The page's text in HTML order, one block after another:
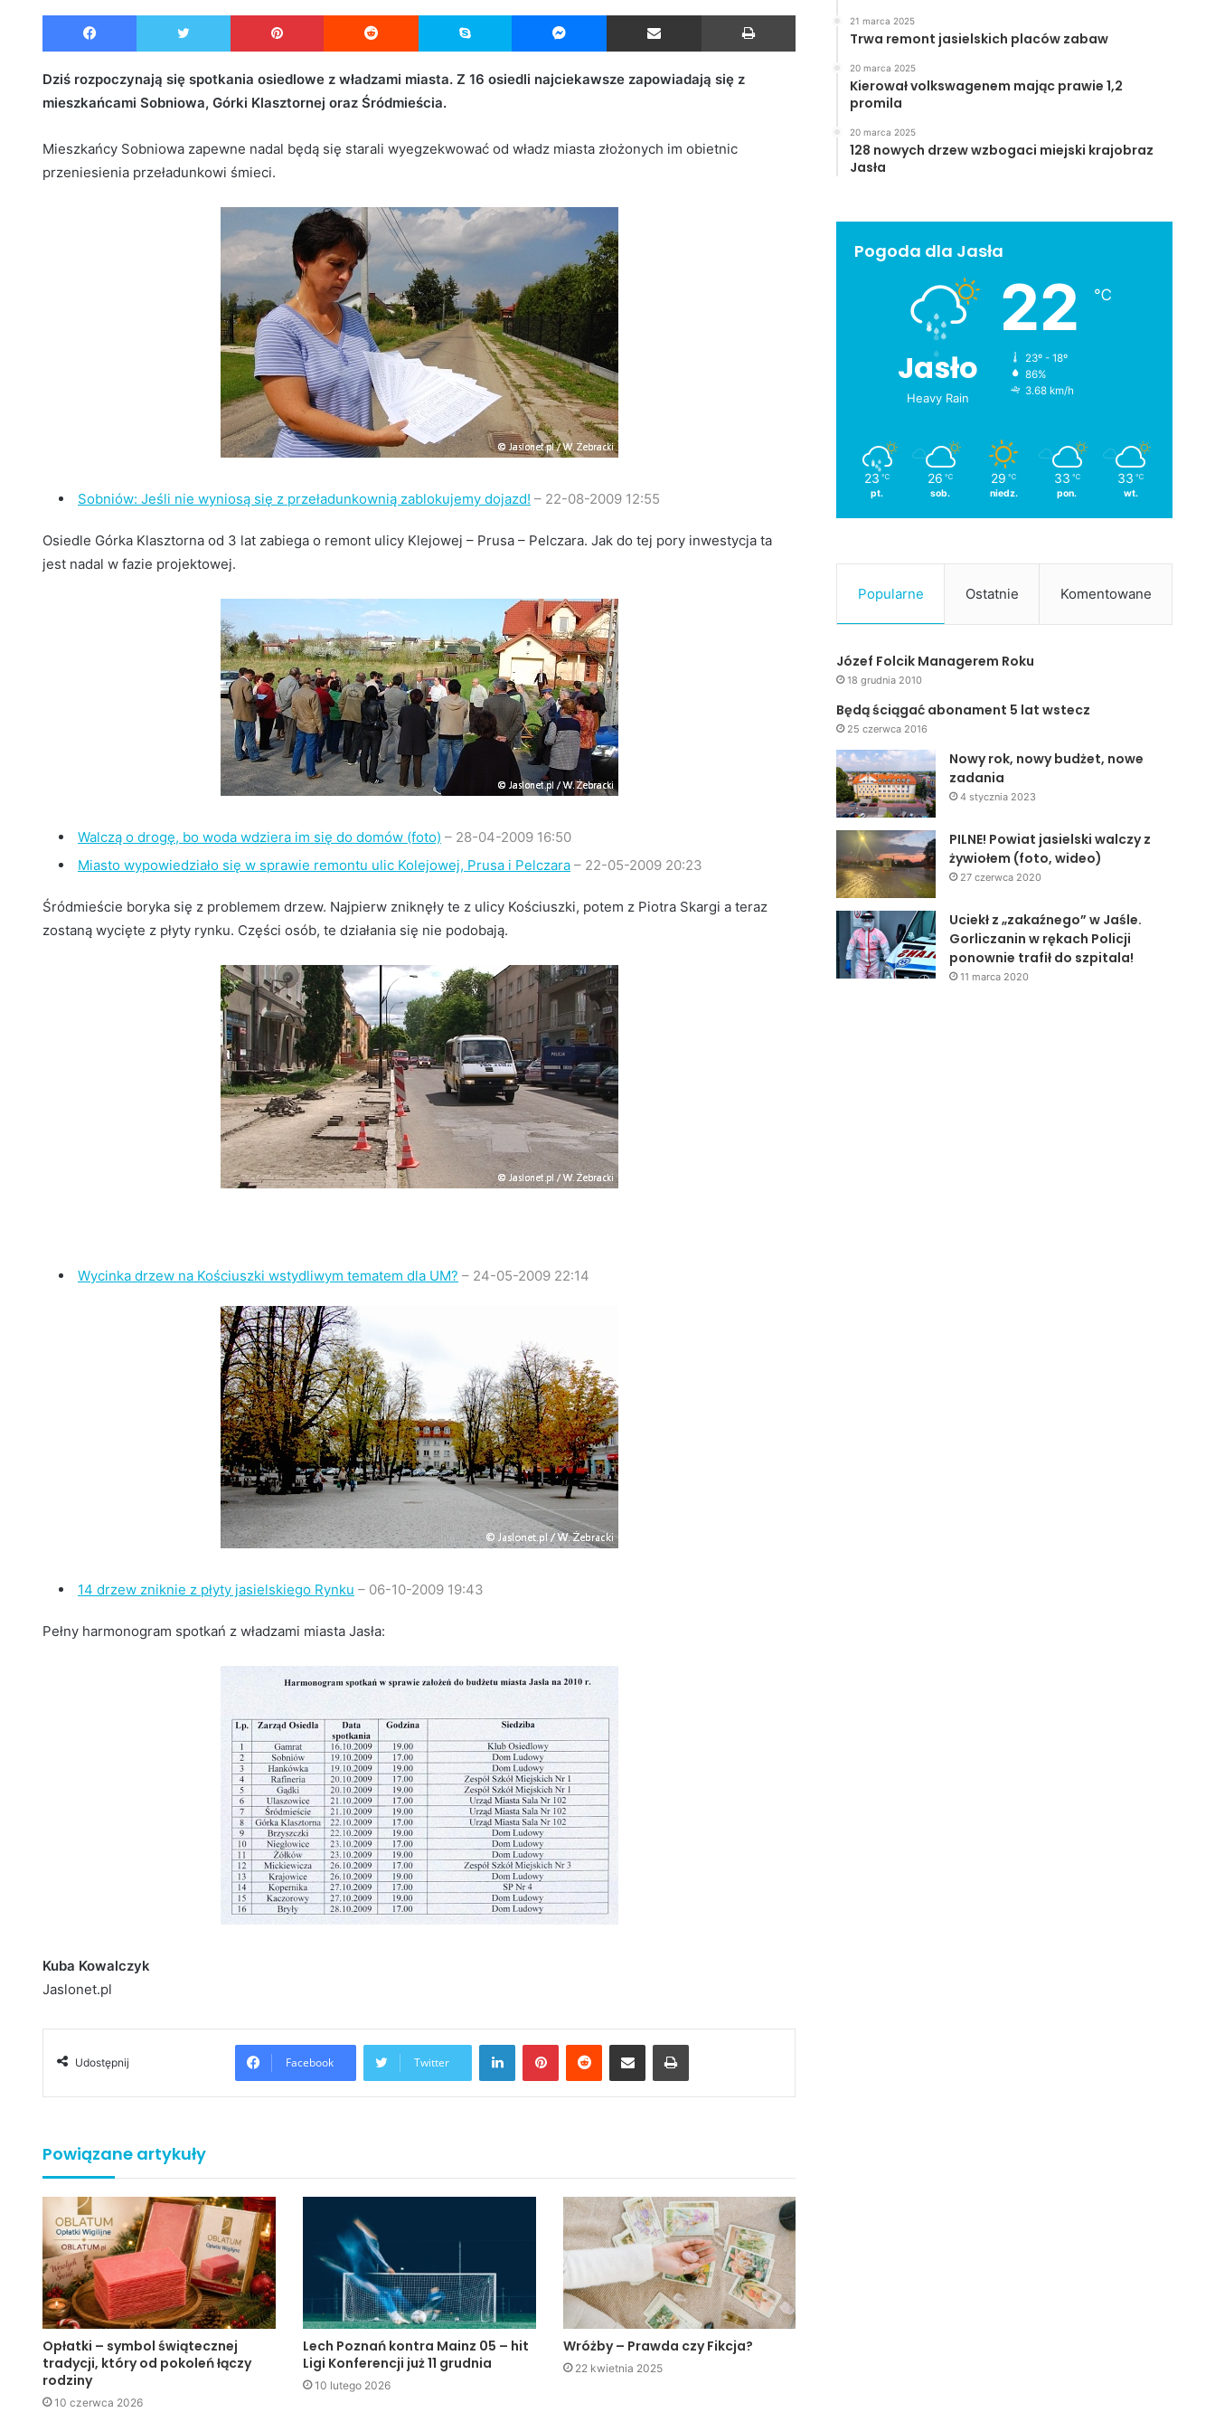
d
a
i
Facebook Twitter Pinterest Reddit Skype Messenger Udostępnij przez Email
Dziś rozpoczynają się spotkania osiedlowe z władzami miasta. Z 16 osiedli najciekawsze zapowiadają się z
mieszkańcami Sobniowa, Górki Klasztornej oraz Śródmieścia.
Mieszkańcy Sobniowa zapewne nadal będą się starali wyegzekwować od władz miasta złożonych im obietnic
przeniesienia przeładunkowi śmieci.
Sobniów: Jeśli nie wyniosą się z przeładunkownią zablokujemy dojazd! – 22-08-2009 12:55
Osiedle Górka Klasztorna od 3 lat zabiega o remont ulicy Klejowej – Prusa – Pelczara. Jak do tej pory inwestycja ta
jest nadal w fazie projektowej.
Walczą o drogę, bo woda wdziera im się do domów (foto) – 28-04-2009 16:50
Miasto wypowiedziało się w sprawie remontu ulic Kolejowej, Prusa i Pelczara – 22-05-2009 20:23
Śródmieście boryka się z problemem drzew. Najpierw zniknęły te z ulicy Kościuszki, potem z Piotra Skargi a teraz
zostaną wycięte z płyty rynku. Części osób, te działania się nie podobają.
Wycinka drzew na Kościuszki wstydliwym tematem dla UM? – 24-05-2009 22:14
14 drzew zniknie z płyty jasielskiego Rynku – 06-10-2009 19:43
Pełny harmonogram spotkań z władzami miasta Jasła:
Kuba Kowalczyk
Jaslonet.pl
Udostępnij Facebook Twitter
LinkedIn
Powiązane artykuły
Opłatki – symbol świątecznej
tradycji, który od pokoleń łączy
rodziny
10 czerwca 2026
Lech Poznań kontra Mainz 05 – hit
Ligi Konferencji już 11 grudnia
10 lutego 2026
Wróżby – Prawda czy Fikcja?
22 kwietnia 2025
21 marca 2025
Trwa remont jasielskich placów zabaw
20 marca 2025
Kierował volkswagenem mając prawie 1,2
promila
20 marca 2025
128 nowych drzew wzbogaci miejski krajobraz
Jasła
Pogoda dla Jasła
Jasło
Heavy Rain
22 ℃
23º - 18º
86%
3.68 km/h
23 ℃
pt.
26 ℃
sob.
29 ℃
niedz.
33 ℃
pon.
33 ℃
wt.
Popularne Ostatnie Komentowane
Józef Folcik Managerem Roku
18 grudnia 2010
Będą ściągać abonament 5 lat wstecz
25 czerwca 2016
Nowy rok, nowy budżet, nowe
zadania
4 stycznia 2023
PILNE! Powiat jasielski walczy z
żywiołem (foto, wideo)
27 czerwca 2020
Uciekł z „zakaźnego” w Jaśle.
Gorliczanin w rękach Policji
ponownie trafił do szpitala!
11 marca 2020